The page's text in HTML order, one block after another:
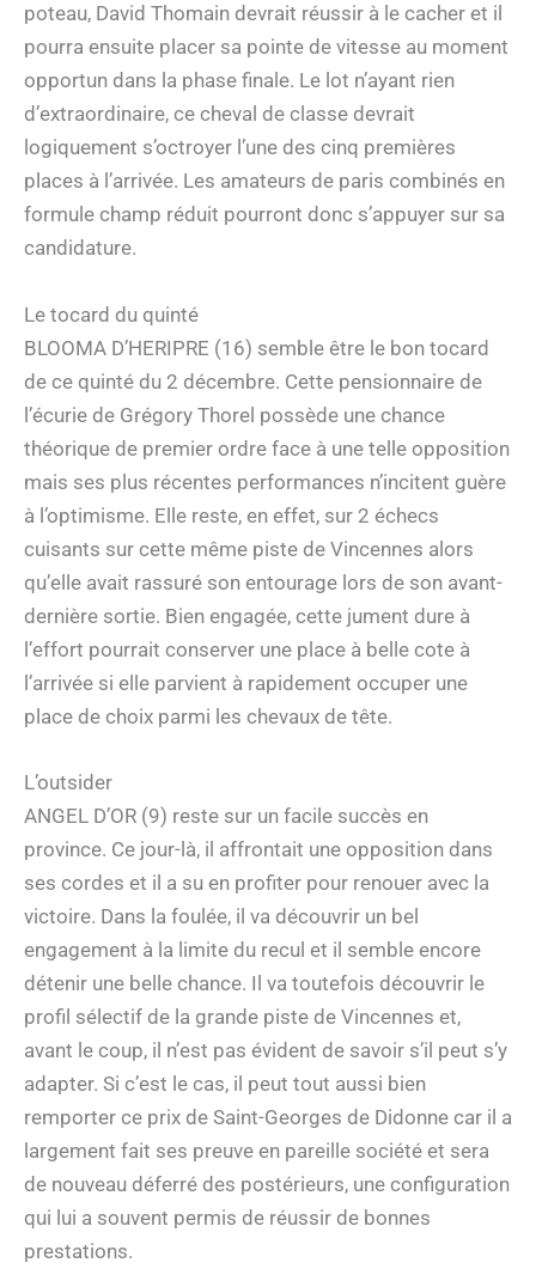
poteau, David Thomain devrait réussir à le cacher et il
pourra ensuite placer sa pointe de vitesse au moment
opportun dans la phase finale. Le lot n’ayant rien
d’extraordinaire, ce cheval de classe devrait
logiquement s’octroyer l’une des cinq premières
places à l’arrivée. Les amateurs de paris combinés en
formule champ réduit pourront donc s’appuyer sur sa
candidature.
Le tocard du quinté
BLOOMA D’HERIPRE (16) semble être le bon tocard
de ce quinté du 2 décembre. Cette pensionnaire de
l’écurie de Grégory Thorel possède une chance
théorique de premier ordre face à une telle opposition
mais ses plus récentes performances n’incitent guère
à l’optimisme. Elle reste, en effet, sur 2 échecs
cuisants sur cette même piste de Vincennes alors
qu’elle avait rassuré son entourage lors de son avant-
dernière sortie. Bien engagée, cette jument dure à
l’effort pourrait conserver une place à belle cote à
l’arrivée si elle parvient à rapidement occuper une
place de choix parmi les chevaux de tête.
L’outsider
ANGEL D’OR (9) reste sur un facile succès en
province. Ce jour-là, il affrontait une opposition dans
ses cordes et il a su en profiter pour renouer avec la
victoire. Dans la foulée, il va découvrir un bel
engagement à la limite du recul et il semble encore
détenir une belle chance. Il va toutefois découvrir le
profil sélectif de la grande piste de Vincennes et,
avant le coup, il n’est pas évident de savoir s’il peut s’y
adapter. Si c’est le cas, il peut tout aussi bien
remporter ce prix de Saint-Georges de Didonne car il a
largement fait ses preuve en pareille société et sera
de nouveau déferré des postérieurs, une configuration
qui lui a souvent permis de réussir de bonnes
prestations.